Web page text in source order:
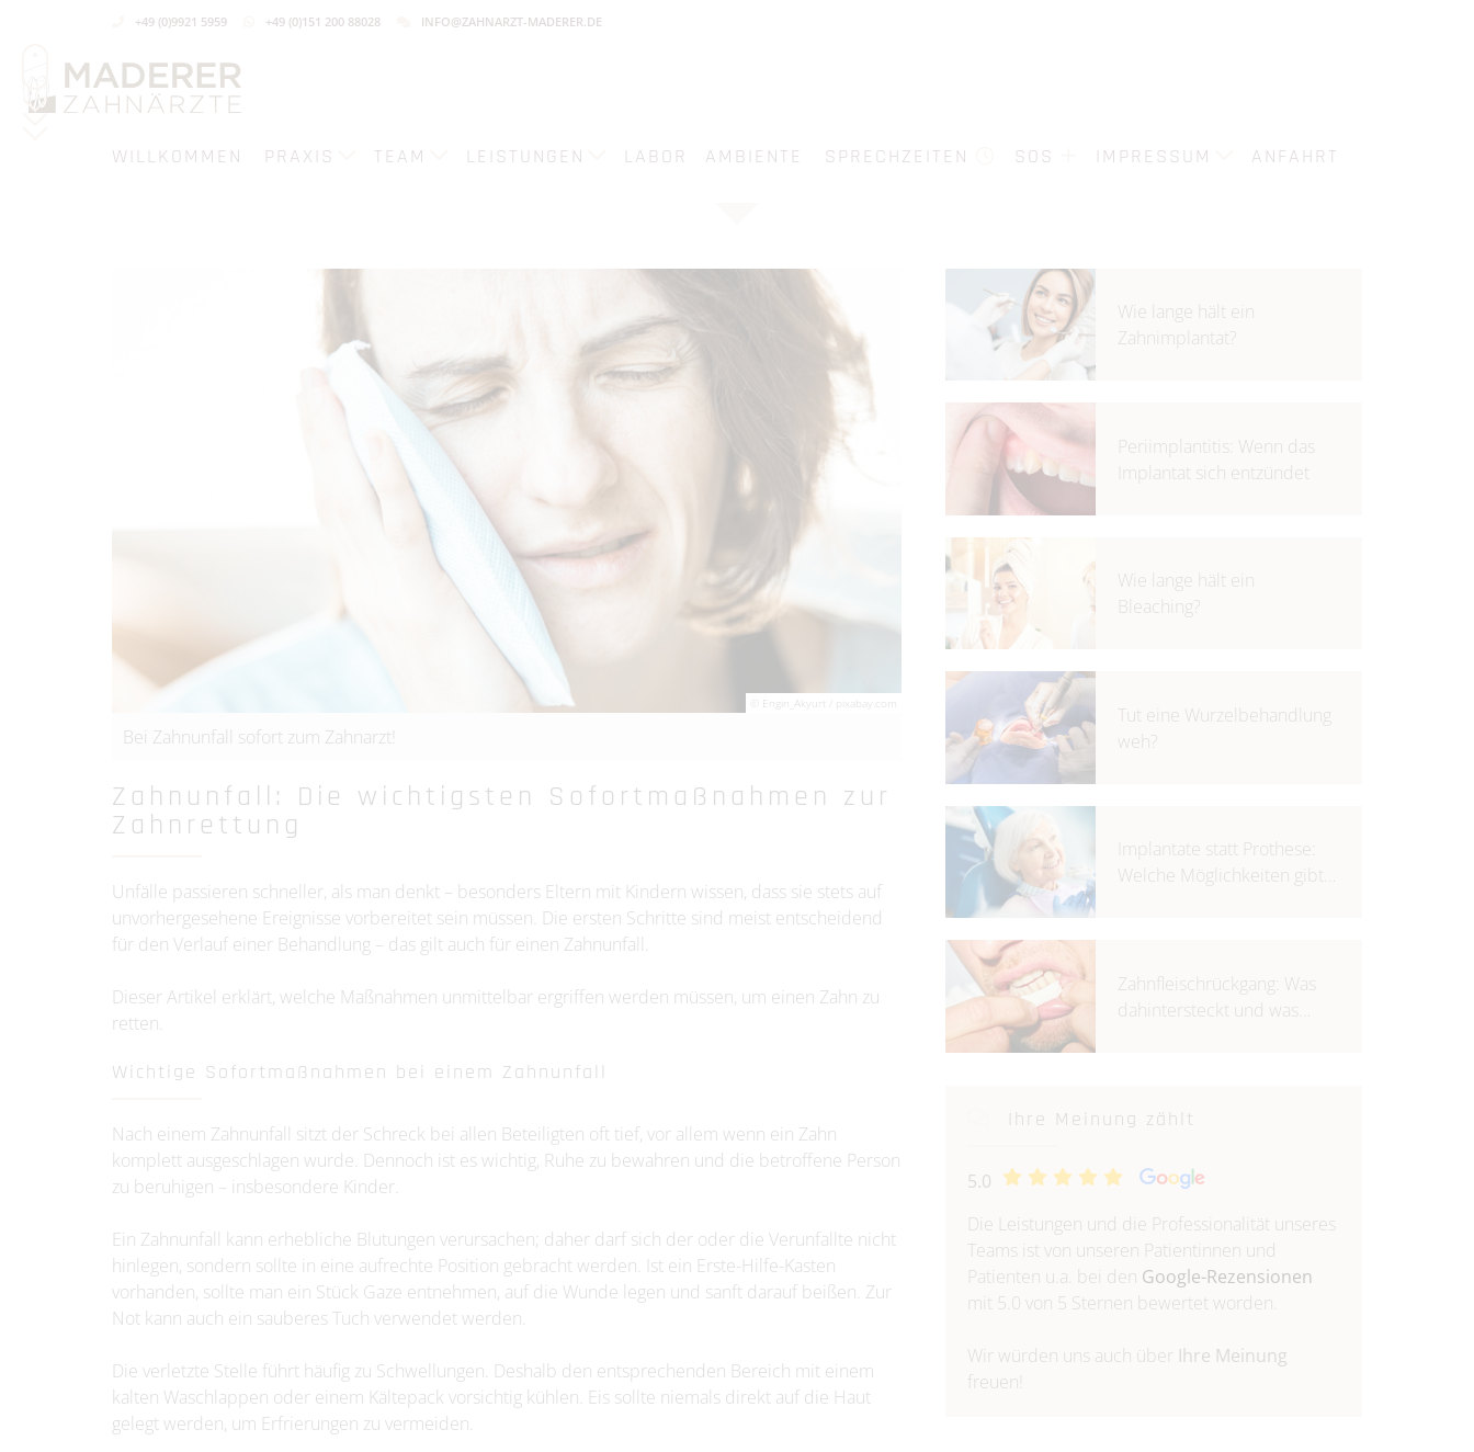
+49 (0)9921 5959 +49 (0)151 200 88028 INFO@ZAHNARZT-MADERER.DE
WILLKOMMEN PRAXIS TEAM LEISTUNGEN LABOR AMBIENTE SPRECHZEITEN SOS IMPRESSUM ANFAHRT
© Engin_Akyurt / pixabay.com
Bei Zahnunfall sofort zum Zahnarzt!
Zahnunfall: Die wichtigsten Sofortmaßnahmen zur
Zahnrettung
Unfälle passieren schneller, als man denkt – besonders Eltern mit Kindern wissen, dass sie stets auf
unvorhergesehene Ereignisse vorbereitet sein müssen. Die ersten Schritte sind meist entscheidend
für den Verlauf einer Behandlung – das gilt auch für einen Zahnunfall.
Dieser Artikel erklärt, welche Maßnahmen unmittelbar ergriffen werden müssen, um einen Zahn zu
retten.
Wichtige Sofortmaßnahmen bei einem Zahnunfall
Nach einem Zahnunfall sitzt der Schreck bei allen Beteiligten oft tief, vor allem wenn ein Zahn
komplett ausgeschlagen wurde. Dennoch ist es wichtig, Ruhe zu bewahren und die betroffene Person
zu beruhigen – insbesondere Kinder.
Ein Zahnunfall kann erhebliche Blutungen verursachen; daher darf sich der oder die Verunfallte nicht
hinlegen, sondern sollte in eine aufrechte Position gebracht werden. Ist ein Erste-Hilfe-Kasten
vorhanden, sollte man ein Stück Gaze entnehmen, auf die Wunde legen und sanft darauf beißen. Zur
Not kann auch ein sauberes Tuch verwendet werden.
Die verletzte Stelle führt häufig zu Schwellungen. Deshalb den entsprechenden Bereich mit einem
kalten Waschlappen oder einem Kältepack vorsichtig kühlen. Eis sollte niemals direkt auf die Haut
gelegt werden, um Erfrierungen zu vermeiden.
Wie lange hält ein
Zahnimplantat?
Periimplantitis: Wenn das
Implantat sich entzündet
Wie lange hält ein
Bleaching?
Tut eine Wurzelbehandlung
weh?
Implantate statt Prothese:
Welche Möglichkeiten gibt
Zahnfleischrückgang: Was
dahintersteckt und was
Ihre Meinung zählt
5.0
Die Leistungen und die Professionalität unseres
Teams ist von unseren Patientinnen und
Patienten u.a. bei den Google-Rezensionen
mit 5.0 von 5 Sternen bewertet worden.
Wir würden uns auch über Ihre Meinung
freuen!